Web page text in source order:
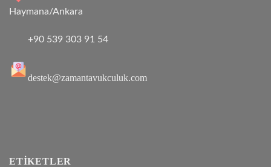
Haymana/Ankara
+90 539 303 91 54
destek@zamantavukculuk.com
ETIKETLER